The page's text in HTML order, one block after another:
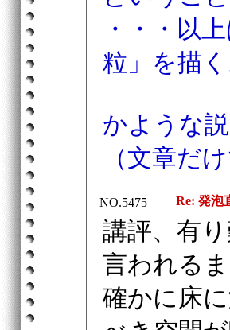
・・・以
粒」を描
かような
（文章だ
NO.5475 Re: 発泡
講評、有
言われる
確かに床